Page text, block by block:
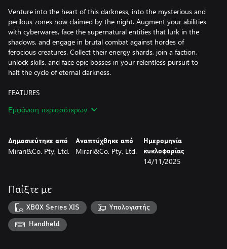
Venture into the heart of this darkness, into the mysterious and
perilous zones now claimed by the night. Augment your abilities
with cyberwares, face the supernatural entities that lurk in the
shadows, and engage in brutal combat against hordes of
ferocious creatures. Collect their energy shards, join a faction,
unlock skills, and face epic bosses in your relentless pursuit to
halt the cycle of eternal darkness.
FEATURES
-Unveiling Unique Visuals and Dynamic World:
Explore 6 distinct biomes where enemies and temporary power-
ups continuously evolve with each playthrough. Overcome 14
major bosses, numerous elites, and mini-bosses to acquire
-Intense Gameplay and Progression: Engage in challenging
Souls-Like combat, mastering timing, dodging, and parrying.
Progress through loot, items, and character upgrades, enhancing
attributes like Strength, Agility, Faith, Intellect, and Blood.
Εμφάνιση περισσότερων
Δημοσιεύτηκε από
Mirari&Co. Pty, Ltd.
Αναπτύχθηκε από
Mirari&Co. Pty, Ltd.
Ημερομηνία
κυκλοφορίας
14/11/2025
Παίξτε με
XBOX Series X|S Υπολογιστής
Handheld